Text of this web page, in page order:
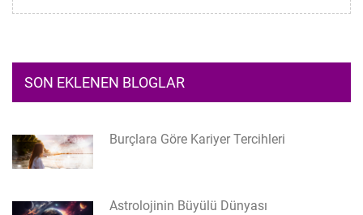
SON EKLENEN BLOGLAR
Burçlara Göre Kariyer Tercihleri
Astrolojinin Büyülü Dünyası